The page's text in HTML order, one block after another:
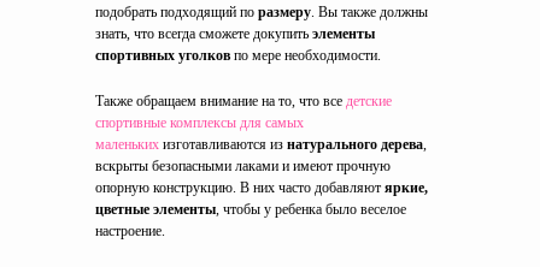
подобрать подходящий по размеру. Вы также должны
знать, что всегда сможете докупить элементы
спортивных уголков по мере необходимости.
Также обращаем внимание на то, что все детские
спортивные комплексы для самых
маленьких изготавливаются из натурального дерева,
вскрыты безопасными лаками и имеют прочную
опорную конструкцию. В них часто добавляют яркие,
цветные элементы, чтобы у ребенка было веселое
настроение.